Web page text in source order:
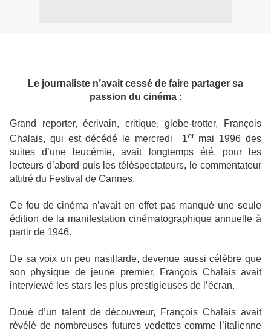
Le journaliste n’avait cessé de faire partager sa
passion du cinéma :
Grand reporter, écrivain, critique, globe-trotter, François
Chalais, qui est décédé le mercredi
1er mai 1996 des
suites d’une leucémie, avait longtemps été, pour les
lecteurs d’abord puis les téléspectateurs, le commentateur
attitré du Festival de Cannes.
Ce fou de cinéma n’avait en effet pas manqué une seule
édition de la manifestation cinématographique annuelle à
partir de 1946.
De sa voix un peu nasillarde, devenue aussi célèbre que
son physique de jeune premier, François Chalais avait
interviewé les stars les plus prestigieuses de l’écran.
Doué d’un talent de découvreur, François Chalais avait
révélé de nombreuses futures vedettes comme l’italienne